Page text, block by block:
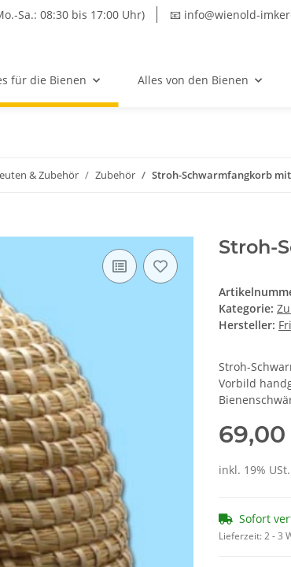
Sa.: 08:30 bis 17:00 Uhr) 📧 info@wienold-
für die Bienen Alles von den Bienen
& Zubehör Zubehör Stroh-Schwarmfangkorb
Stroh-
Kategorie:
Hersteller:
Stroh-
Vorbild
inkl. 19%
Sofort
Lieferzeit:2 - 3